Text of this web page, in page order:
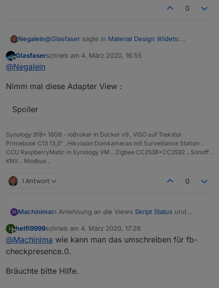
0
Negalein@Glasfaser sagte in Material Design Widets:
muss dich nochmal um Hilfe bitten
weg.
Und mit
Adapterview: calc(50% -20px) und
Dialogview: 898x600
Offline
Glasfaserschrieb am 4. März 2020, 16:55
zuletzt editiert von
@Negalein
Nimm mal diese Adapter View :
Spoiler
Synology 918+ 16GB - ioBroker in Docker v9 , VISO auf Trekstor
Primebook C13 13,3" , Hikvision Domkameras mit Surveillance Station ..
CCU RaspberryMatic in Synology VM .. Zigbee CC2538+CC2592 .. Sonoff ..
KNX .. Modbus ..
1 Antwort 0
M MachinimaIn Anlehnung an die Views Skript Status und
habe ich mir eine View mit den Geräten aus dem
TR064-Adapter erstellt, siehe nachfolgender
Screenshot.
H
Offline
helfi9999schrieb am 4. März 2020, 17:26
zuletzt editiert von
@Machinima wie kann man das umschreiben für fb-
checkpresence.0.
Bräuchte bitte Hilfe.